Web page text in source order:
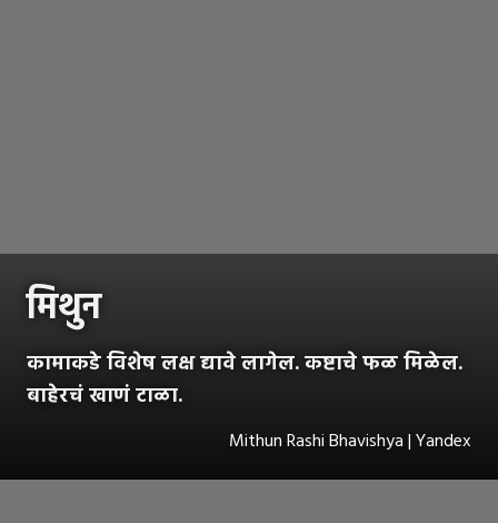
मिथुन
कामाकडे विशेष लक्ष द्यावे लागेल. कष्टाचे फळ मिळेल.
बाहेरचं खाणं टाळा.
Mithun Rashi Bhavishya | Yandex